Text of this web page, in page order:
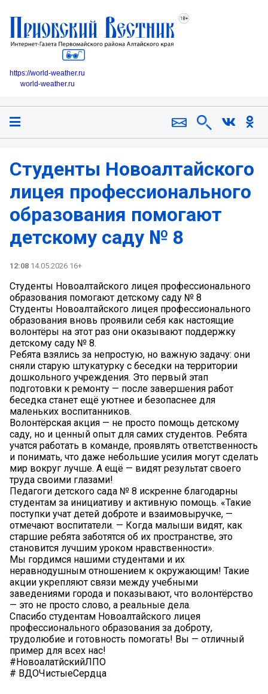
https://world-weather.ru
world-weather.ru
Студенты Новоалтайского
лицея профессионального
образования помогают
детскому саду № 8
12:08 14.05.2026 16+
Студенты Новоалтайского лицея профессионального
образования помогают детскому саду № 8
Студенты Новоалтайского лицея профессионального
образования вновь проявили себя как настоящие
волонтёры на этот раз они оказывают поддержку
детскому саду № 8.
Ребята взялись за непростую, но важную задачу: они
сняли старую штукатурку с беседки на территории
дошкольного учреждения. Это первый этап
подготовки к ремонту — после завершения работ
беседка станет ещё уютнее и безопаснее для
маленьких воспитанников.
Волонтёрская акция — не просто помощь детскому
саду, но и ценный опыт для самих студентов. Ребята
учатся работать в команде, проявлять ответственность
и понимать, что даже небольшие усилия могут сделать
мир вокруг лучше. А ещё — видят результат своего
труда своими глазами!
Педагоги детского сада № 8 искренне благодарны
студентам за инициативу и активную помощь. «Такие
поступки учат детей доброте и взаимовыручке, —
отмечают воспитатели. — Когда малыши видят, как
старшие ребята заботятся об их пространстве, это
становится лучшим уроком нравственности».
Мы гордимся нашими студентами и их
неравнодушным отношением к окружающим! Такие
акции укрепляют связи между учебными
заведениями города и показывают, что волонтёрство
— это не просто слово, а реальные дела.
Спасибо студентам Новоалтайского лицея
профессионального образования за доброту,
трудолюбие и готовность помогать! Вы — отличный
пример для всех нас!
#НовоалатйскийЛПО
# ВДОЧистыеСердца